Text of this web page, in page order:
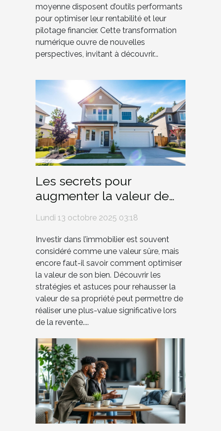
moyenne disposent d’outils performants
pour optimiser leur rentabilité et leur
pilotage financier. Cette transformation
numérique ouvre de nouvelles
perspectives, invitant à découvrir...
Les secrets pour
augmenter la valeur de
Lundi 13 octobre 2025 03:18
Investir dans l’immobilier est souvent
considéré comme une valeur sûre, mais
encore faut-il savoir comment optimiser
la valeur de son bien. Découvrir les
stratégies et astuces pour rehausser la
valeur de sa propriété peut permettre de
réaliser une plus-value significative lors
de la revente....